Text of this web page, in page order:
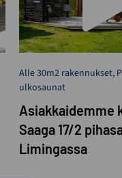
Alle 30m2 rakennukset,
ulkosaunat
Asiakkaidemme
Saaga 17/2
Limingassa